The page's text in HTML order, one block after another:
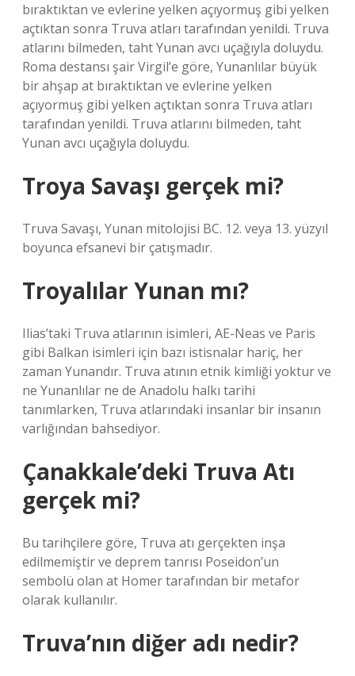
bıraktıktan ve evlerine yelken açıyormuş gibi yelken
açtıktan sonra Truva atları tarafından yenildi. Truva
atlarını bilmeden, taht Yunan avcı uçağıyla doluydu.
Roma destansı şair Virgil’e göre, Yunanlılar büyük
bir ahşap at bıraktıktan ve evlerine yelken
açıyormuş gibi yelken açtıktan sonra Truva atları
tarafından yenildi. Truva atlarını bilmeden, taht
Yunan avcı uçağıyla doluydu.
Troya Savaşı gerçek mi?
Truva Savaşı, Yunan mitolojisi BC. 12. veya 13. yüzyıl
boyunca efsanevi bir çatışmadır.
Troyalılar Yunan mı?
Ilias’taki Truva atlarının isimleri, AE-Neas ve Paris
gibi Balkan isimleri için bazı istisnalar hariç, her
zaman Yunandır. Truva atının etnik kimliği yoktur ve
ne Yunanlılar ne de Anadolu halkı tarihi
tanımlarken, Truva atlarındaki insanlar bir insanın
varlığından bahsediyor.
Çanakkale’deki Truva Atı
gerçek mi?
Bu tarihçilere göre, Truva atı gerçekten inşa
edilmemiştir ve deprem tanrısı Poseidon’un
sembolü olan at Homer tarafından bir metafor
olarak kullanılır.
Truva’nın diğer adı nedir?